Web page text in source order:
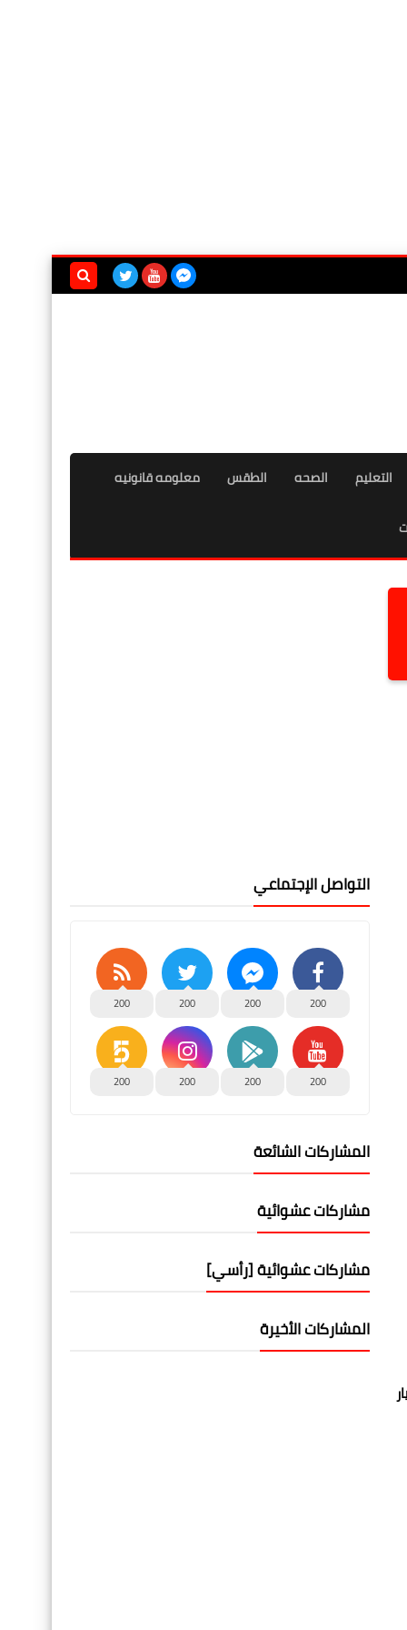
التعليم الصحه الطقس معلومه قانونيه
الممتازة، بتكلفة 37,5 مليار
التواصل الإجتماعي
200
200
200
200
200
200
200
200
المشاركات الشائعة
مشاركات عشوائية
مشاركات عشوائية [رأسي]
المشاركات الأخيرة